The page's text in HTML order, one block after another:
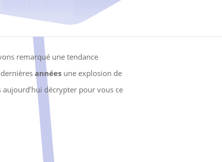
remarqué une tendance
années une explosion de
décrypter pour vous ce